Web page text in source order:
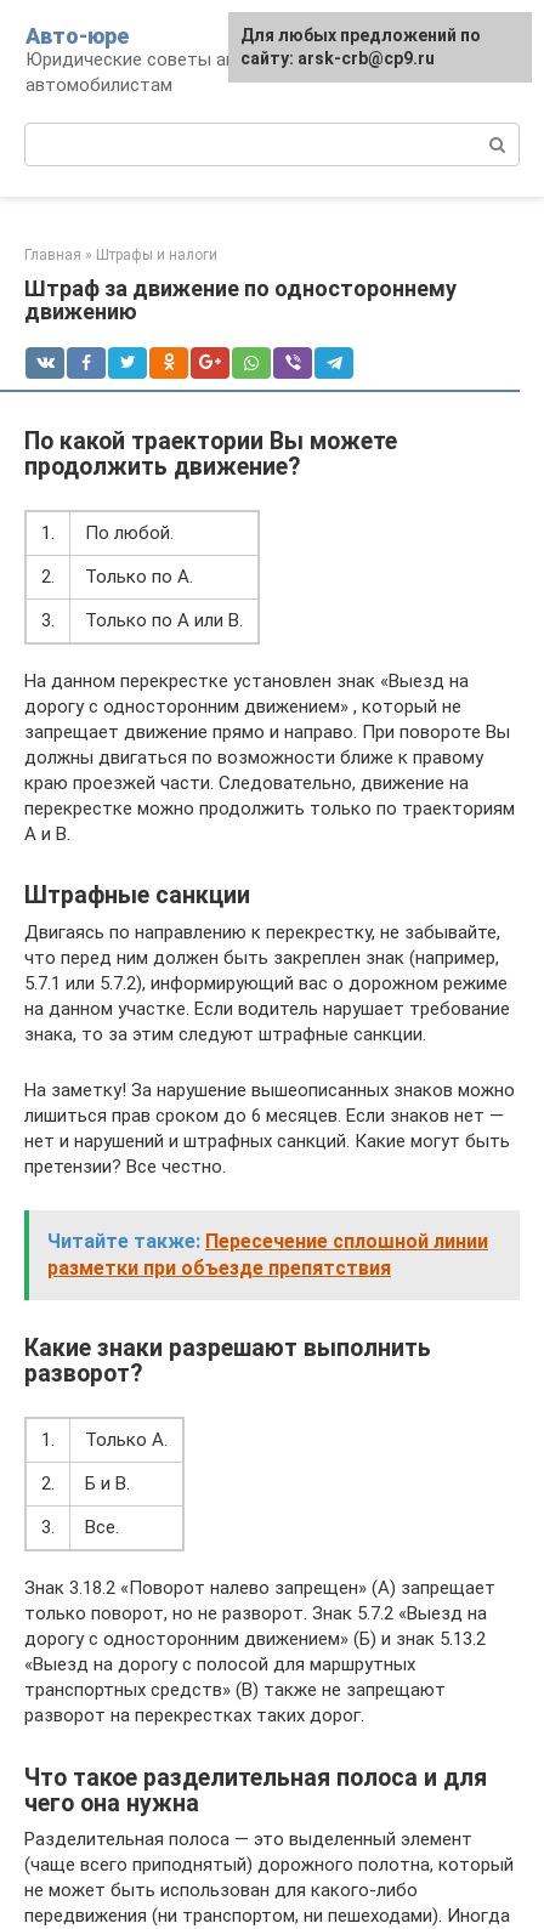
контенту
Авто-юре
Юридические советы автовладельцам и
автомобилистам
Главная » Штрафы и налоги
Штраф за движение по одностороннему
движению
По какой траектории Вы можете
продолжить движение?
1.
По любой.
2.
Только по А.
3.
Только по А или В.
На данном перекрестке установлен знак «Выезд на
дорогу с односторонним движением» , который не
запрещает движение прямо и направо. При повороте Вы
должны двигаться по возможности ближе к правому
краю проезжей части. Следовательно, движение на
перекрестке можно продолжить только по траекториям
А и В.
Штрафные санкции
Двигаясь по направлению к перекрестку, не забывайте,
что перед ним должен быть закреплен знак (например,
5.7.1 или 5.7.2), информирующий вас о дорожном режиме
на данном участке. Если водитель нарушает требование
знака, то за этим следуют штрафные санкции.
На заметку! За нарушение вышеописанных знаков можно
лишиться прав сроком до 6 месяцев. Если знаков нет —
нет и нарушений и штрафных санкций. Какие могут быть
претензии? Все честно.
Читайте также: Пересечение сплошной линии
разметки при объезде препятствия
Какие знаки разрешают выполнить
разворот?
1.
Только А.
2.
Б и В.
3.
Все.
Знак 3.18.2 «Поворот налево запрещен» (А) запрещает
только поворот, но не разворот. Знак 5.7.2 «Выезд на
дорогу с односторонним движением» (Б) и знак 5.13.2
«Выезд на дорогу с полосой для маршрутных
транспортных средств» (В) также не запрещают
разворот на перекрестках таких дорог.
Что такое разделительная полоса и для
чего она нужна
Разделительная полоса — это выделенный элемент
(чаще всего приподнятый) дорожного полотна, который
не может быть использован для какого-либо
передвижения (ни транспортом, ни пешеходами). Иногда
Для любых предложений по
сайту: arsk-crb@cp9.ru